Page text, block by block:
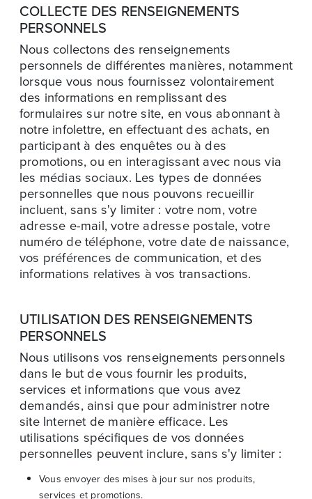
COLLECTE DES RENSEIGNEMENTS
PERSONNELS
Nous collectons des renseignements
personnels de différentes manières, notamment
lorsque vous nous fournissez volontairement
des informations en remplissant des
formulaires sur notre site, en vous abonnant à
notre infolettre, en effectuant des achats, en
participant à des enquêtes ou à des
promotions, ou en interagissant avec nous via
les médias sociaux. Les types de données
personnelles que nous pouvons recueillir
incluent, sans s'y limiter : votre nom, votre
adresse e-mail, votre adresse postale, votre
numéro de téléphone, votre date de naissance,
vos préférences de communication, et des
informations relatives à vos transactions.
UTILISATION DES RENSEIGNEMENTS
PERSONNELS
Nous utilisons vos renseignements personnels
dans le but de vous fournir les produits,
services et informations que vous avez
demandés, ainsi que pour administrer notre
site Internet de manière efficace. Les
utilisations spécifiques de vos données
personnelles peuvent inclure, sans s'y limiter :
Vous envoyer des mises à jour sur nos produits,
services et promotions.